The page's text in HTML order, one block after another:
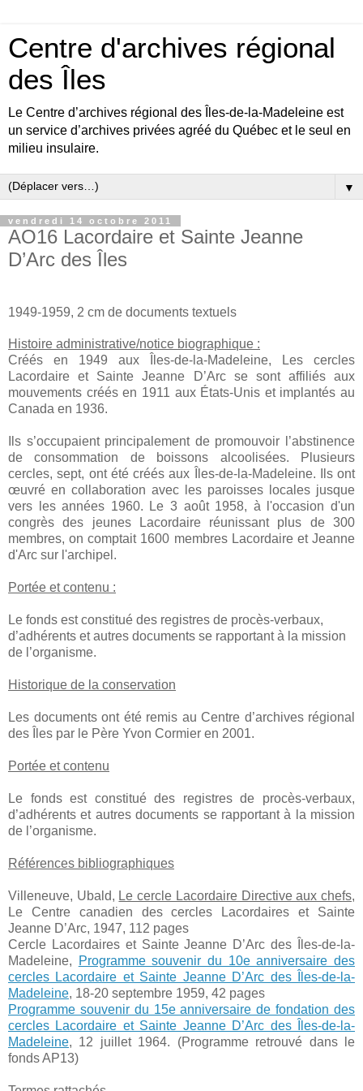
Centre d'archives régional
des Îles
Le Centre d’archives régional des Îles-de-la-Madeleine est
un service d’archives privées agréé du Québec et le seul en
milieu insulaire.
▼
vendredi 14 octobre 2011
AO16 Lacordaire et Sainte Jeanne
D’Arc des Îles
1949-1959, 2 cm de documents textuels
Histoire administrative/notice biographique :
Créés en 1949 aux Îles-de-la-Madeleine, Les cercles
Lacordaire et Sainte Jeanne D’Arc se sont affiliés aux
mouvements créés en 1911 aux États-Unis et implantés au
Canada en 1936.
Ils s’occupaient principalement de promouvoir l’abstinence
de consommation de boissons alcoolisées. Plusieurs
cercles, sept, ont été créés aux Îles-de-la-Madeleine. Ils ont
œuvré en collaboration avec les paroisses locales jusque
vers les années 1960. Le 3 août 1958, à l'occasion d'un
congrès des jeunes Lacordaire réunissant plus de 300
membres, on comptait 1600 membres Lacordaire et Jeanne
d'Arc sur l'archipel.
Portée et contenu :
Le fonds est constitué des registres de procès-verbaux,
d’adhérents et autres documents se rapportant à la mission
de l’organisme.
Historique de la conservation
Les documents ont été remis au Centre d’archives régional
des Îles par le Père Yvon Cormier en 2001.
Portée et contenu
Le fonds est constitué des registres de procès-verbaux,
d’adhérents et autres documents se rapportant à la mission
de l’organisme.
Références bibliographiques
Villeneuve, Ubald, Le cercle Lacordaire Directive aux chefs,
Le Centre canadien des cercles Lacordaires et Sainte
Jeanne D’Arc, 1947, 112 pages
Cercle Lacordaires et Sainte Jeanne D’Arc des Îles-de-la-
Madeleine,
Programme souvenir du 10e anniversaire des
cercles Lacordaire et Sainte Jeanne D’Arc des Îles-de-la-
Madeleine, 18-20 septembre 1959, 42 pages
Programme souvenir du 15e anniversaire de fondation des
cercles Lacordaire et Sainte Jeanne D’Arc des Îles-de-la-
Madeleine, 12 juillet 1964. (Programme retrouvé dans le
fonds AP13)